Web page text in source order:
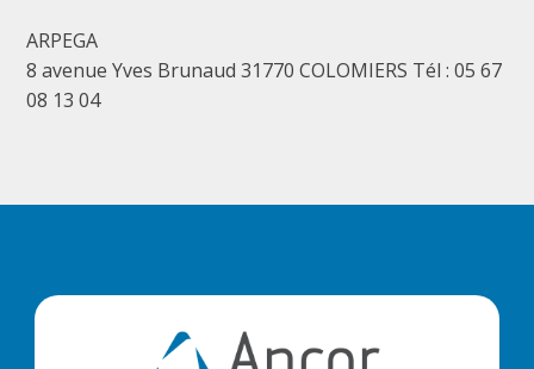
ARPEGA
8 avenue Yves Brunaud 31770 COLOMIERS Tél : 05 67
08 13 04